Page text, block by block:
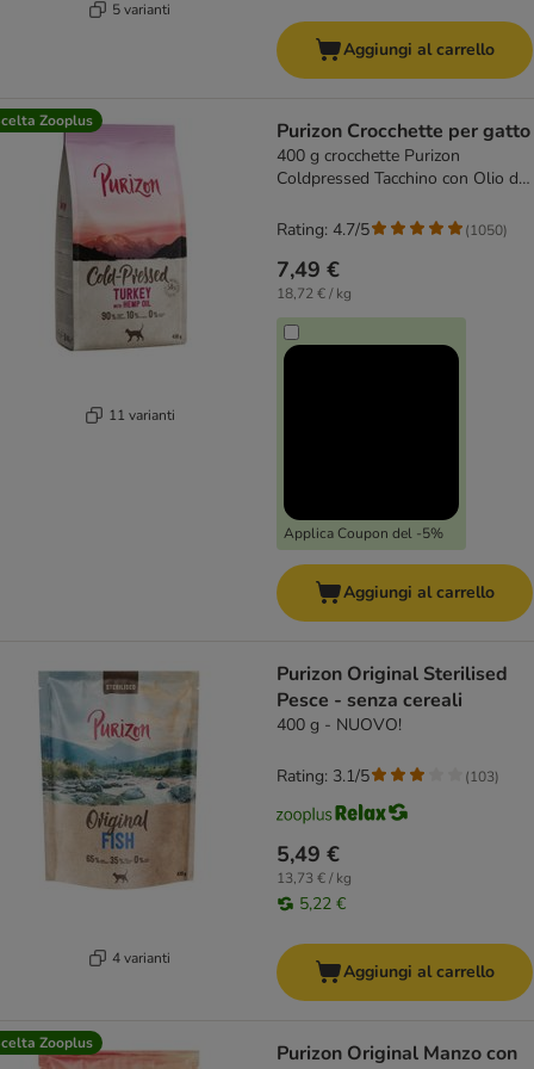
5 varianti
Aggiungi al carrello
Zooplus
11 varianti
Purizon Crocchette per gatto
400 g crocchette Purizon
Coldpressed Tacchino con Olio di
7,49 €
18,72 € / kg
Applica Coupon del -5%
Rating: 4.7/5 (1050)
Aggiungi al carrello
4 varianti
Purizon Original Sterilised
Pesce - senza cereali
400 g - NUOVO!
5,49 €
13,73 € / kg
5,22 €
Rating: 3.1/5 (103)
Aggiungi al carrello
Zooplus
Purizon Original Manzo con